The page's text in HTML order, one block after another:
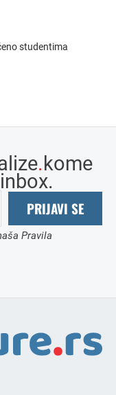
studentima
.kome
PRIJAVI SE
Pravila